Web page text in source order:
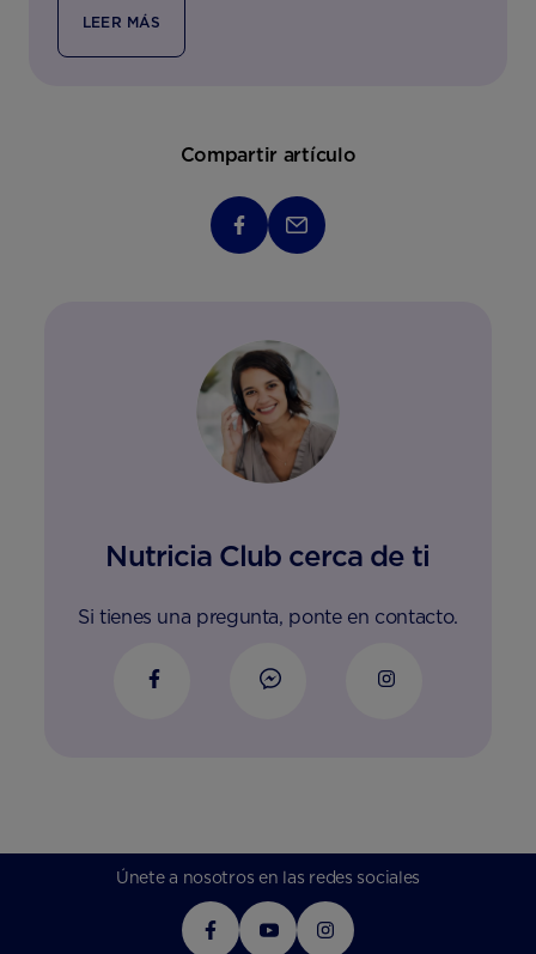
LEER MÁS
Compartir artículo
Nutricia Club cerca de ti
Si tienes una pregunta, ponte en contacto.
Únete a nosotros en las redes sociales